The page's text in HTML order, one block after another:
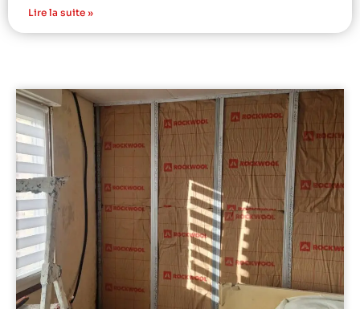
Lire la suite »